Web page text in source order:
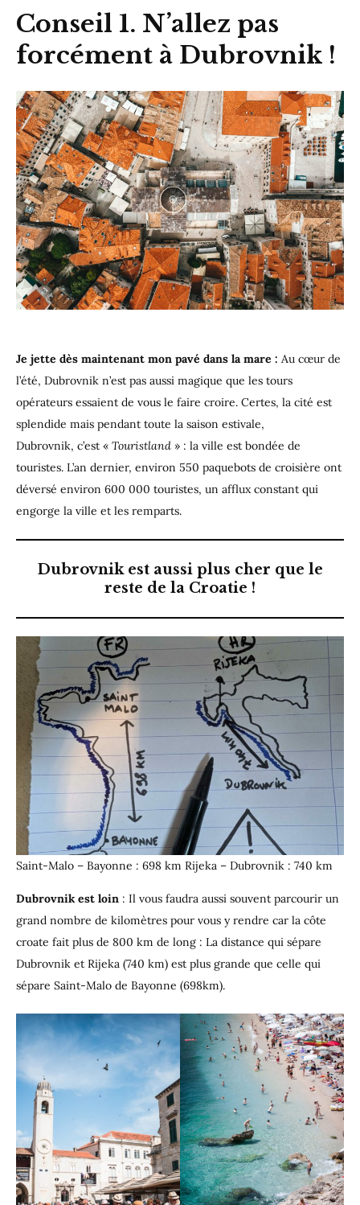
Conseil 1. N’allez pas
forcément à Dubrovnik !
Je jette dès maintenant mon pavé dans la mare : Au cœur de
l’été, Dubrovnik n’est pas aussi magique que les tours
opérateurs essaient de vous le faire croire. Certes, la cité est
splendide mais pendant toute la saison estivale,
Dubrovnik, c’est « Touristland » : la ville est bondée de
touristes. L’an dernier, environ 550 paquebots de croisière ont
déversé environ 600 000 touristes, un afflux constant qui
engorge la ville et les remparts.
Dubrovnik est aussi plus cher que le
reste de la Croatie !
Saint-Malo – Bayonne : 698 km Rijeka – Dubrovnik : 740 km
Dubrovnik est loin : Il vous faudra aussi souvent parcourir un
grand nombre de kilomètres pour vous y rendre car la côte
croate fait plus de 800 km de long : La distance qui sépare
Dubrovnik et Rijeka (740 km) est plus grande que celle qui
sépare Saint-Malo de Bayonne (698km).